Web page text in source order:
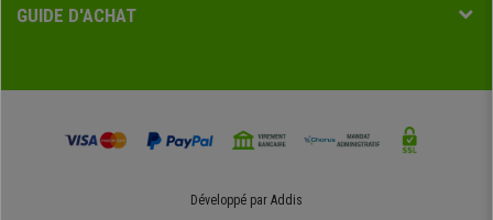
GUIDE D'ACHAT
Développé par Addis